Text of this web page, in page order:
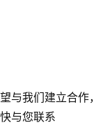
与我们建立合作，
与您联系